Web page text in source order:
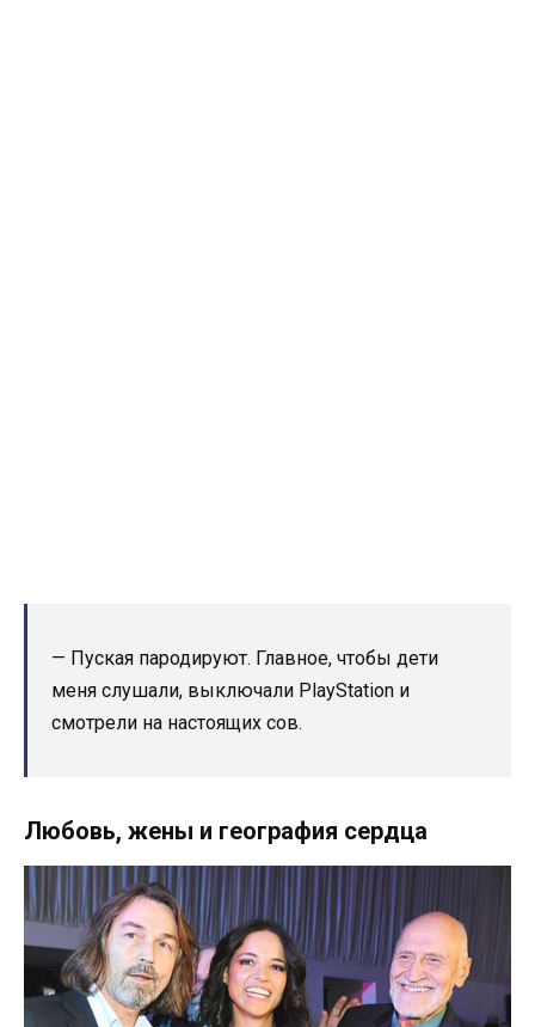
— Пуская пародируют. Главное, чтобы дети
меня слушали, выключали PlayStation и
смотрели на настоящих сов.
Любовь, жены и география сердца